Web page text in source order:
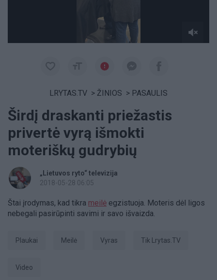
LRYTAS.TV > ŽINIOS > PASAULIS
Širdį draskanti priežastis
privertė vyrą išmokti
moteriškų gudrybių
„Lietuvos ryto“ televizija
2018-05-28 06:05
Štai įrodymas, kad tikra meilė egzistuoja. Moteris dėl ligos
nebegali pasirūpinti savimi ir savo išvaizda.
Plaukai Meilė Vyras tik Lrytas.TV
Video